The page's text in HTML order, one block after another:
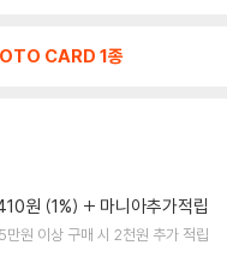
CARD 1종
원 (1%) 마니아추가적립
5만원 이상 구매 시 2천원 추가 적립